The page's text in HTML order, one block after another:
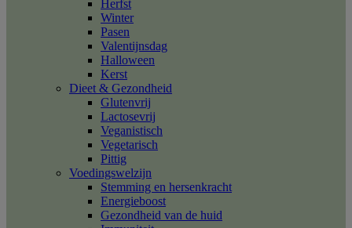
Herfst
Winter
Pasen
Valentijnsdag
Halloween
Kerst
Dieet & Gezondheid
Glutenvrij
Lactosevrij
Veganistisch
Vegetarisch
Pittig
Voedingswelzijn
Stemming en hersenkracht
Energieboost
Gezondheid van de huid